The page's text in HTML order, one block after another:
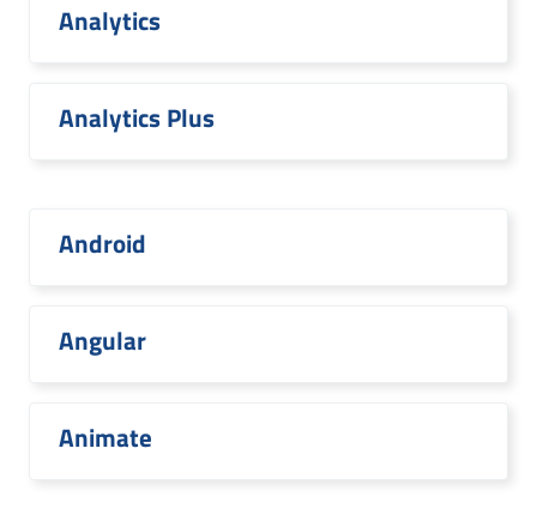
Analytics
Analytics Plus
Android
Angular
Animate